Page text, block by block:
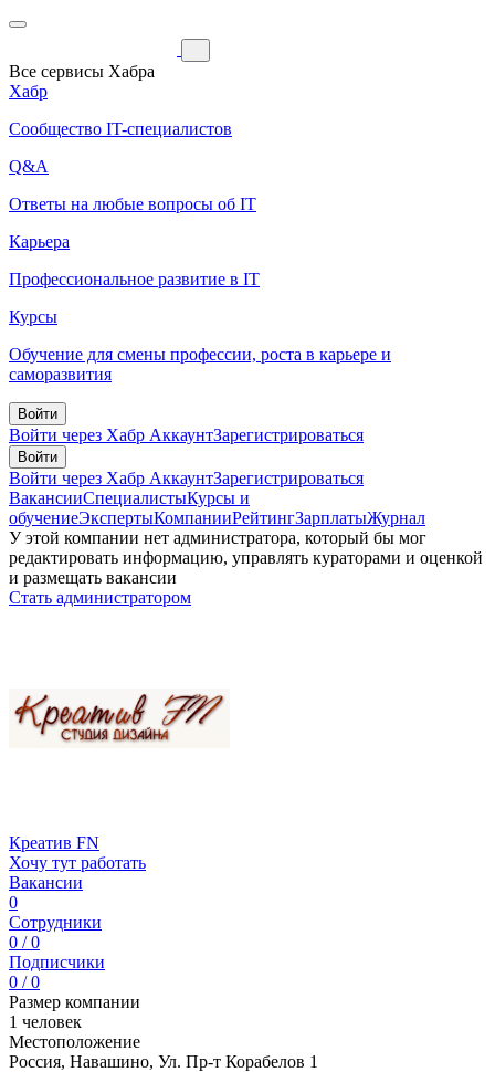
Все сервисы Хабра
Хабр
Сообщество IT-специалистов
Q&A
Ответы на любые вопросы об IT
Карьера
Профессиональное развитие в IT
Курсы
Обучение для смены профессии, роста в карьере и
саморазвития
Войти
Войти через Хабр АккаунтЗарегистрироваться
Войти
Войти через Хабр АккаунтЗарегистрироваться
ВакансииСпециалистыКурсы и
обучениеЭкспертыКомпанииРейтингЗарплатыЖурнал
У этой компании нет администратора, который бы мог
редактировать информацию, управлять кураторами и оценкой
и размещать вакансии
Стать администратором
Креатив FN
Хочу тут работать
Вакансии
0
Сотрудники
0 / 0
Подписчики
0 / 0
Размер компании
1 человек
Местоположение
Россия, Навашино, Ул. Пр-т Корабелов 1